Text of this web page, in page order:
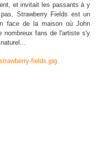
et invitait les passants à y
Strawberry Fields est un
face de la maison où John
nombreux fans de l'artiste s'y